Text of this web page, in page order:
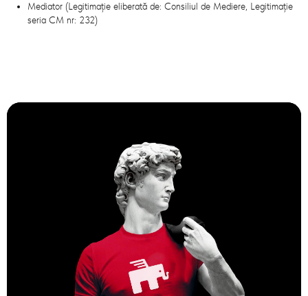
Mediator (Legitimație eliberată de: Consiliul de Mediere, Legitimație
seria CM nr: 232)